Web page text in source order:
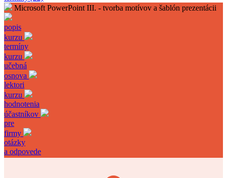
Microsoft PowerPoint III. - tvorba motívov a šablón prezentácii
popis
kurzu
termíny
kurzu
učebná
osnova
lektori
kurzu
hodnotenia
účastníkov
pre
firmy
otázky
a odpovede